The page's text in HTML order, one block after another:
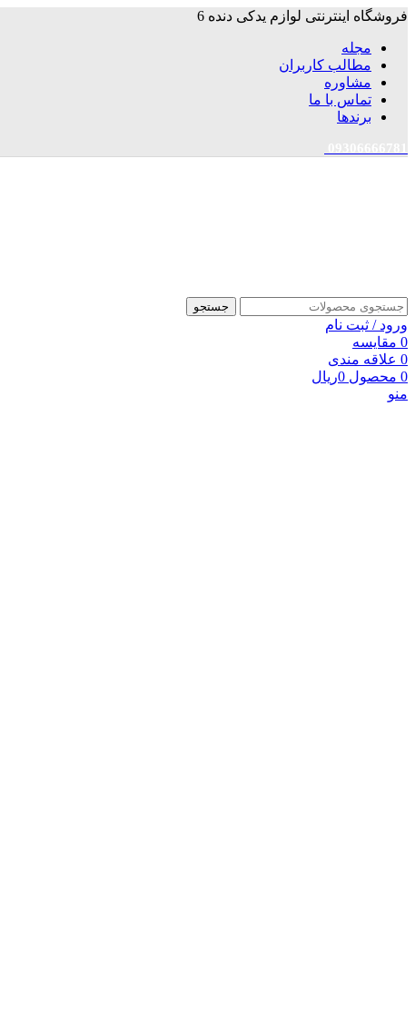
فروشگاه اینترنتی لوازم یدکی دنده 6
مجله
مطالب کاربران
مشاوره
تماس با ما
برندها
جستجو
ورود / ثبت نام
0 مقایسه
0 علاقه مندی
0 محصول 0ریال
منو